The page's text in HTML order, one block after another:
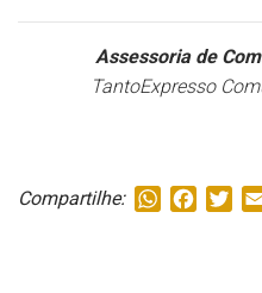
Assessoria de
TantoExpresso
Compartilhe: WhatsApp